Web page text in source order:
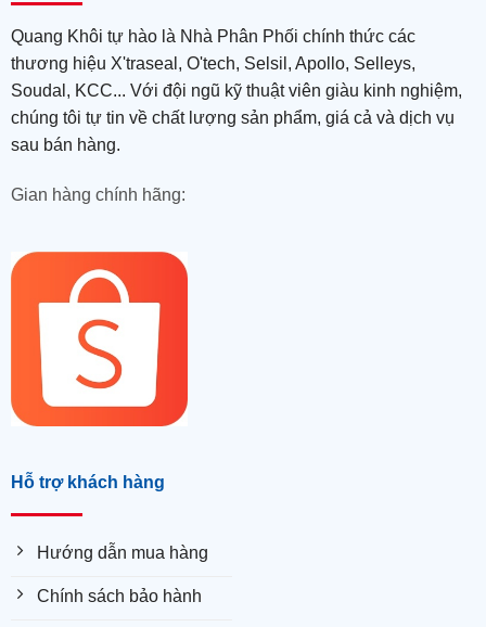
Quang Khôi tự hào là Nhà Phân Phối chính thức các
thương hiệu X'traseal, O'tech, Selsil, Apollo, Selleys,
Soudal, KCC... Với đội ngũ kỹ thuật viên giàu kinh nghiệm,
chúng tôi tự tin về chất lượng sản phẩm, giá cả và dịch vụ
sau bán hàng.
Gian hàng chính hãng:
Hỗ trợ khách hàng
Hướng dẫn mua hàng
Chính sách bảo hành